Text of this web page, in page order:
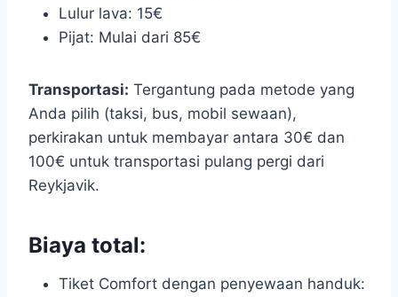
Lulur lava: 15€
Pijat: Mulai dari 85€
Transportasi: Tergantung pada metode yang
Anda pilih (taksi, bus, mobil sewaan),
perkirakan untuk membayar antara 30€ dan
100€ untuk transportasi pulang pergi dari
Reykjavik.
Biaya total:
Tiket Comfort dengan penyewaan handuk: